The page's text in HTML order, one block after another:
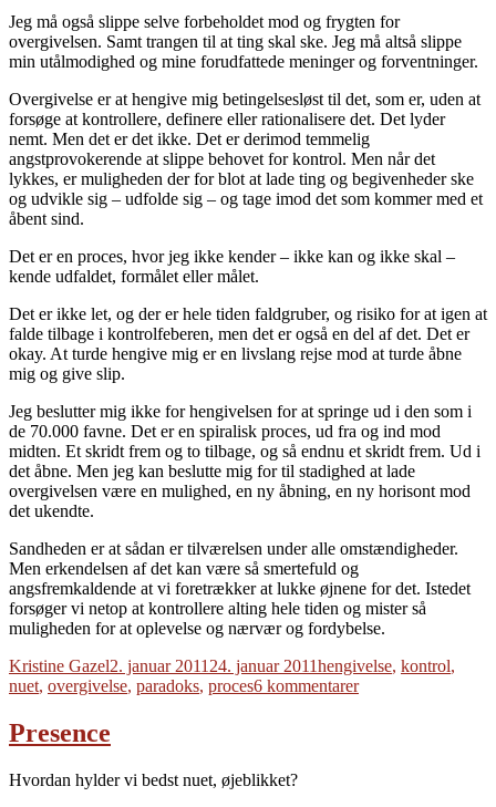
Jeg må også slippe selve forbeholdet mod og frygten for
overgivelsen. Samt trangen til at ting skal ske. Jeg må altså slippe
min utålmodighed og mine forudfattede meninger og forventninger.
Overgivelse er at hengive mig betingelsesløst til det, som er, uden at
forsøge at kontrollere, definere eller rationalisere det. Det lyder
nemt. Men det er det ikke. Det er derimod temmelig
angstprovokerende at slippe behovet for kontrol. Men når det
lykkes, er muligheden der for blot at lade ting og begivenheder ske
og udvikle sig – udfolde sig – og tage imod det som kommer med et
åbent sind.
Det er en proces, hvor jeg ikke kender – ikke kan og ikke skal –
kende udfaldet, formålet eller målet.
Det er ikke let, og der er hele tiden faldgruber, og risiko for at igen at
falde tilbage i kontrolfeberen, men det er også en del af det. Det er
okay. At turde hengive mig er en livslang rejse mod at turde åbne
mig og give slip.
Jeg beslutter mig ikke for hengivelsen for at springe ud i den som i
de 70.000 favne. Det er en spiralisk proces, ud fra og ind mod
midten. Et skridt frem og to tilbage, og så endnu et skridt frem. Ud i
det åbne. Men jeg kan beslutte mig for til stadighed at lade
overgivelsen være en mulighed, en ny åbning, en ny horisont mod
det ukendte.
Sandheden er at sådan er tilværelsen under alle omstændigheder.
Men erkendelsen af det kan være så smertefuld og
angsfremkaldende at vi foretrækker at lukke øjnene for det. Istedet
forsøger vi netop at kontrollere alting hele tiden og mister så
muligheden for at oplevelse og nærvær og fordybelse.
Forfatter
Kristine GazelUdgivet
2. januar 201124. januar 2011Tags
hengivelse, kontrol,
nuet, overgivelse, paradoks, proces6 kommentarertil
Presence
Hvordan hylder vi bedst nuet, øjeblikket?